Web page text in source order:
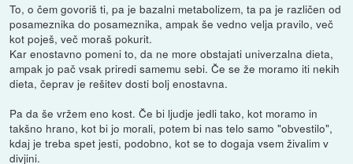
To, o čem govoriš ti, pa je bazalni metabolizem, ta pa je različen od
posameznika do posameznika, ampak še vedno velja pravilo, več
kot poješ, več moraš pokurit.
Kar enostavno pomeni to, da ne more obstajati univerzalna dieta,
ampak jo pač vsak priredi samemu sebi. Če se že moramo iti nekih
dieta, čeprav je rešitev dosti bolj enostavna.
Pa da še vržem eno kost. Če bi ljudje jedli tako, kot moramo in
takšno hrano, kot bi jo morali, potem bi nas telo samo "obvestilo",
kdaj je treba spet jesti, podobno, kot se to dogaja vsem živalim v
divjini.